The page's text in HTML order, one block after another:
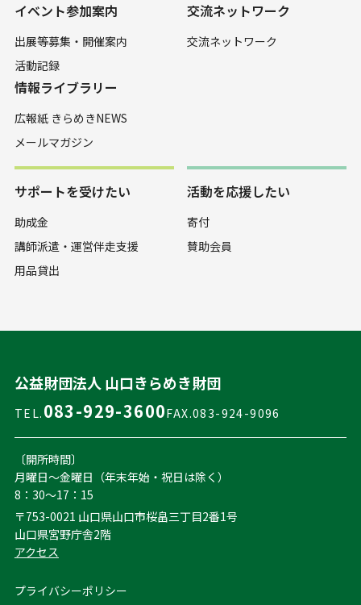
イベント参加案内
出展等募集・開催案内
活動記録
交流ネットワーク
交流ネットワーク
情報ライブラリー
広報紙 きらめきNEWS
メールマガジン
サポートを受けたい
助成金
講師派遣・運営伴走支援
用品貸出
活動を応援したい
寄付
賛助会員
公益財団法人 山口きらめき財団
TEL. 083-929-3600FAX.083-924-9096
〔開所時間〕
月曜日～金曜日（年末年始・祝日は除く）
8：30～17：15
〒753-0021 山口県山口市桜畠三丁目2番1号
山口県宮野庁舎2階
アクセス
プライバシーポリシー